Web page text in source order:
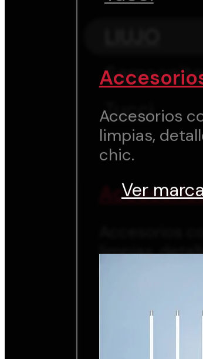
Samsonite
Tucci
limpias,
Ver
Accesorios
limpias,
chic.
Ver marca